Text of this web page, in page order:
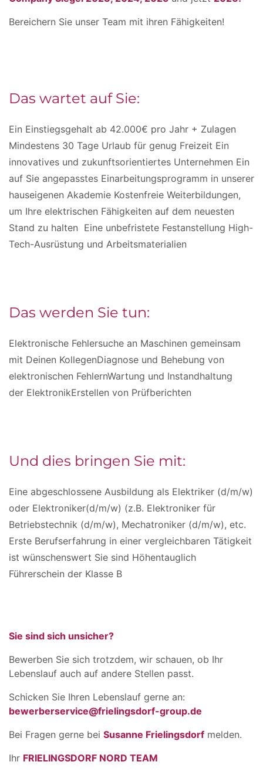
Bereichern Sie unser Team mit ihren Fähigkeiten!
Das wartet auf Sie:
Ein Einstiegsgehalt ab 42.000€ pro Jahr + Zulagen
Mindestens 30 Tage Urlaub für genug Freizeit Ein
innovatives und zukunftsorientiertes Unternehmen Ein
auf Sie angepasstes Einarbeitungsprogramm in unserer
hauseigenen Akademie Kostenfreie Weiterbildungen,
um Ihre elektrischen Fähigkeiten auf dem neuesten
Stand zu halten Eine unbefristete Festanstellung High-
Tech-Ausrüstung und Arbeitsmaterialien
Das werden Sie tun:
Elektronische Fehlersuche an Maschinen gemeinsam
mit Deinen KollegenDiagnose und Behebung von
elektronischen FehlernWartung und Instandhaltung
der ElektronikErstellen von Prüfberichten
Und dies bringen Sie mit:
Eine abgeschlossene Ausbildung als Elektriker (d/m/w)
oder Elektroniker(d/m/w) (z.B. Elektroniker für
Betriebstechnik (d/m/w), Mechatroniker (d/m/w), etc.
Erste Berufserfahrung in einer vergleichbaren Tätigkeit
ist wünschenswert Sie sind Höhentauglich
Führerschein der Klasse B
Sie sind sich unsicher?
Bewerben Sie sich trotzdem, wir schauen, ob Ihr
Lebenslauf auch auf andere Stellen passt.
Schicken Sie Ihren Lebenslauf gerne an:
bewerberservice@frielingsdorf-group.de
Bei Fragen gerne bei Susanne Frielingsdorf melden.
Ihr FRIELINGSDORF NORD TEAM